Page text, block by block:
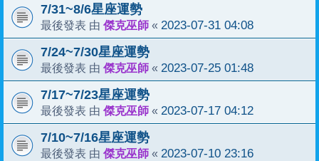
7/31~8/6星座運勢
最後發表 由 傑克巫師 « 2023-07-31 04:08
7/24~7/30星座運勢
最後發表 由 傑克巫師 « 2023-07-25 01:48
7/17~7/23星座運勢
最後發表 由 傑克巫師 « 2023-07-17 04:12
7/10~7/16星座運勢
最後發表 由 傑克巫師 « 2023-07-10 23:16